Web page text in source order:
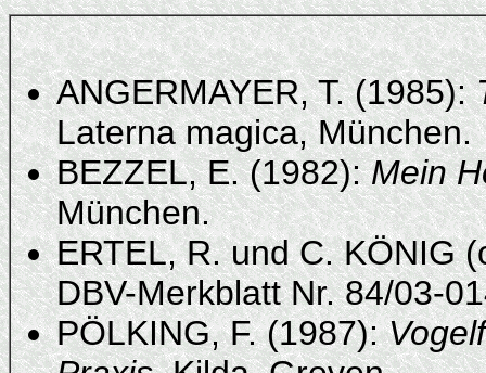
ANGERMAYER, T. (1985):
Laterna magica, München.
BEZZEL, E. (1982):Mein
München.
ERTEL, R. und C. KÖNIG
DBV-Merkblatt Nr. 84/03-
PÖLKING, F. (1987):